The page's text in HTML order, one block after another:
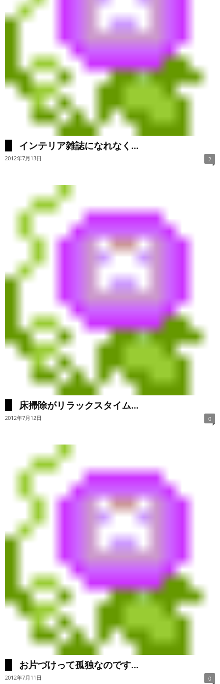
インテリア雑誌になれなく...
2012年7月13日 2
床掃除がリラックスタイム...
2012年7月12日 0
お片づけって孤独なのです...
2012年7月11日 0